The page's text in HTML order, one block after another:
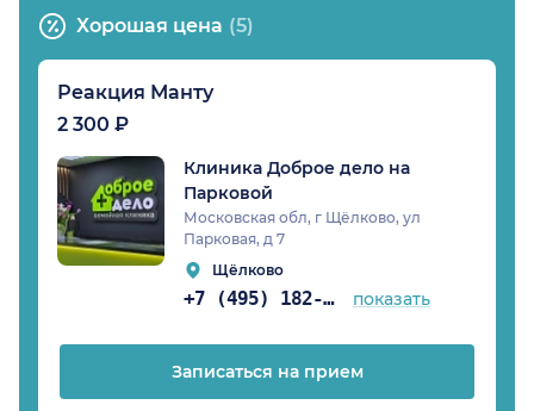
Хорошая цена (5)
Реакция Манту
2 300 ₽
Клиника Доброе дело на
Парковой
Московская обл, г Щёлково, ул
Парковая, д 7
Щёлково
+7 (495) 182-89-98 показать
Записаться на прием